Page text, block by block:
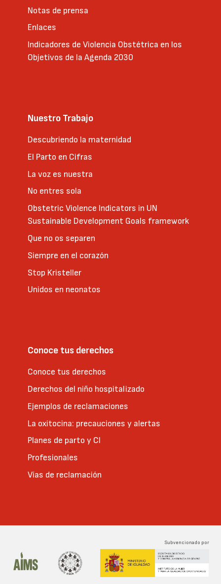
Notas de prensa
Enlaces
Indicadores de Violencia Obstétrica en los
Objetivos de la Agenda 2030
Nuestro Trabajo
Descubriendo la maternidad
El Parto en Cifras
La voz es nuestra
No entres sola
Obstetric Violence Indicators in UN
Sustainable Development Goals framework
Que no os separen
Siempre en el corazón
Stop Kristeller
Unidos en neonatos
Conoce tus derechos
Conoce tus derechos
Derechos del niño hospitalizado
Ejemplos de reclamaciones
La oxitocina: precauciones y alertas
Planes de parto y CI
Profesionales
Vías de reclamación
Subvencionado por